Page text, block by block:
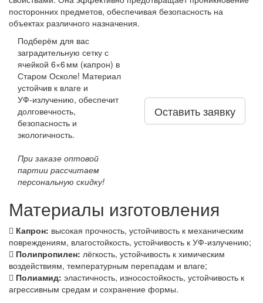
посторонних предметов, обеспечивая безопасность на
объектах различного назначения.
Подберём для вас
заградительную сетку с
ячейкой 6×6 мм (капрон) в
Старом Осколе! Материал
устойчив к влаге и
УФ‑излучению, обеспечит
долговечность,
безопасность и
экологичность.
При заказе оптовой
партии рассчитаем
персональную скидку!
Оставить заявку
Материалы изготовления
Капрон: высокая прочность, устойчивость к механическим
повреждениям, влагостойкость, устойчивость к УФ-излучению;
Полипропилен: лёгкость, устойчивость к химическим
воздействиям, температурным перепадам и влаге;
Полиамид: эластичность, износостойкость, устойчивость к
агрессивным средам и сохранение формы.